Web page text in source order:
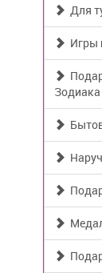
Для
Игры
Зодиака